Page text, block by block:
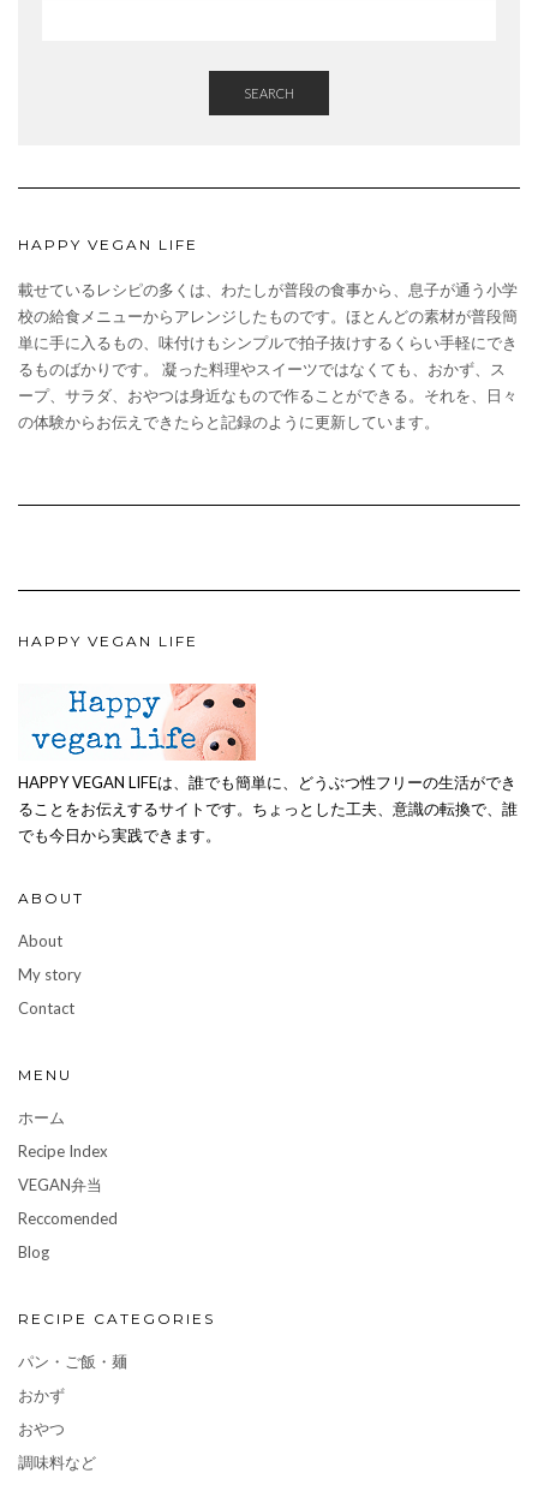
SEARCH
HAPPY VEGAN LIFE
載せているレシピの多くは、わたしが普段の食事から、息子が通う小学
校の給食メニューからアレンジしたものです。ほとんどの素材が普段簡
単に手に入るもの、味付けもシンプルで拍子抜けするくらい手軽にでき
るものばかりです。 凝った料理やスイーツではなくても、おかず、ス
ープ、サラダ、おやつは身近なもので作ることができる。それを、日々
の体験からお伝えできたらと記録のように更新しています。
HAPPY VEGAN LIFE
HAPPY VEGAN LIFEは、誰でも簡単に、どうぶつ性フリーの生活ができ
ることをお伝えするサイトです。ちょっとした工夫、意識の転換で、誰
でも今日から実践できます。
ABOUT
About
My story
Contact
MENU
ホーム
Recipe Index
VEGAN弁当
Reccomended
Blog
RECIPE CATEGORIES
パン・ご飯・麺
おかず
おやつ
調味料など